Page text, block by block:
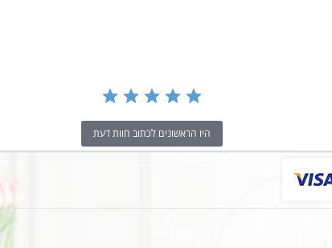
היו הראשונים לכתוב חוות דעת